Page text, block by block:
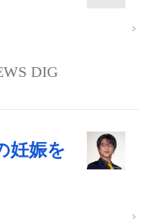
DIG
妊娠を